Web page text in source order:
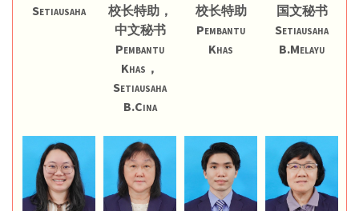
Setiausaha
校长特助，
中文秘书
Pembantu
Khas，
Setiausaha
B.Cina
校长特助
Pembantu
Khas
国文秘书
Setiausaha
B.Melayu